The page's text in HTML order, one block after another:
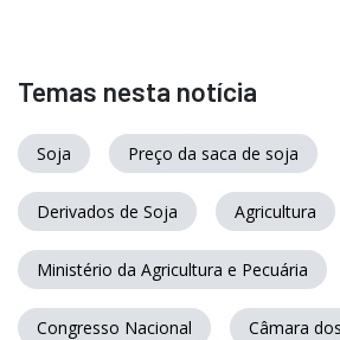
Temas nesta notícia
Soja Preço da saca de soja
Derivados de Soja Agricultura
Ministério da Agricultura e Pecuária
Congresso Nacional Câmara